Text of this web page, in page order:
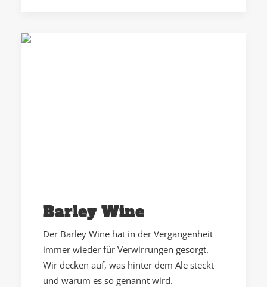
Barley Wine
Der Barley Wine hat in der Vergangenheit
immer wieder für Verwirrungen gesorgt.
Wir decken auf, was hinter dem Ale steckt
und warum es so genannt wird.